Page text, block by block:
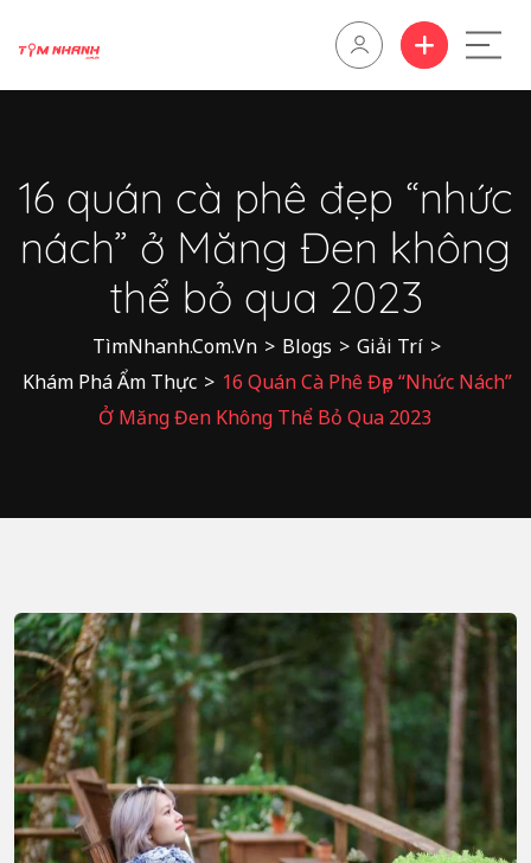
16 quán cà phê đẹp “nhức
nách” ở Măng Đen không
thể bỏ qua 2023
TìmNhanh.Com.Vn > Blogs > Giải Trí >
Khám Phá Ẩm Thực > 16 Quán Cà Phê Đẹp “nhức Nách”
Ở Măng Đen Không Thể Bỏ Qua 2023